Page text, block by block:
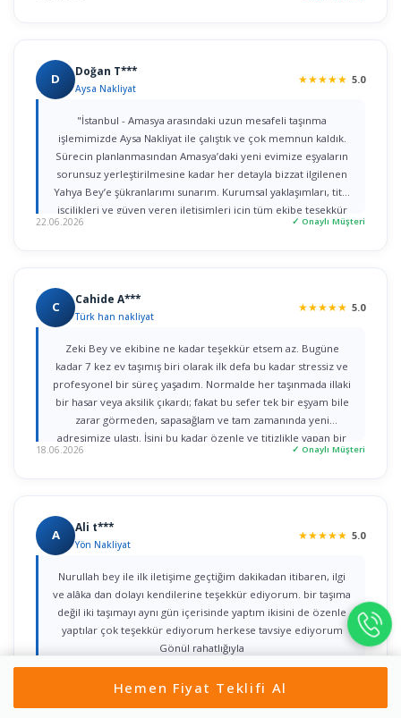
D Doğan T***
Aysa Nakliyat
★★★★★ 5.0
"İstanbul - Amasya arasındaki uzun mesafeli taşınma
işlemimizde Aysa Nakliyat ile çalıştık ve çok memnun kaldık.
Sürecin planlanmasından Amasya’daki yeni evimize eşyaların
sorunsuz yerleştirilmesine kadar her detayla bizzat ilgilenen
Yahya Bey’e şükranlarımı sunarım. Kurumsal yaklaşımları, titiz
işçilikleri ve güven veren iletişimleri için tüm ekibe teşekkür
22.06.2026 ✓ Onaylı Müşteri
C Cahide A***
Türk han nakliyat
★★★★★ 5.0
Zeki Bey ve ekibine ne kadar teşekkür etsem az. Bugüne
kadar 7 kez ev taşımış biri olarak ilk defa bu kadar stressiz ve
profesyonel bir süreç yaşadım. Normalde her taşınmada illaki
bir hasar veya aksilik çıkardı; fakat bu sefer tek bir eşyam bile
zarar görmeden, sapasağlam ve tam zamanında yeni
adresimize ulaştı. İşini bu kadar özenle ve titizlikle yapan bir
firmaya rastlamak gerçekten büyük şans. Herkese gönül
18.06.2026 ✓ Onaylı Müşteri
A Ali t***
Yön Nakliyat
★★★★★ 5.0
Nurullah bey ile ilk iletişime geçtiğim dakikadan itibaren, ilgi
ve alâka dan dolayı kendilerine teşekkür ediyorum. bir taşıma
değil iki taşımayı aynı gün içerisinde yaptım ikisini de özenle
yaptılar çok teşekkür ediyorum herkese tavsiye ediyorum
Gönül rahatlığıyla
Hemen Fiyat Teklifi Al